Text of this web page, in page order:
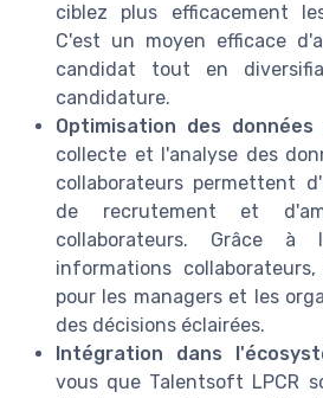
ciblez plus efficacement
C'est un moyen efficace
candidat tout en
candidature.
Optimisation des
collecte et l'analyse des
collaborateurs permettent
de recrutement et
collaborateurs. Grâce à
informations
pour les managers et les
des décisions éclairées.
Intégration dans
vous que Talentsoft LPCR